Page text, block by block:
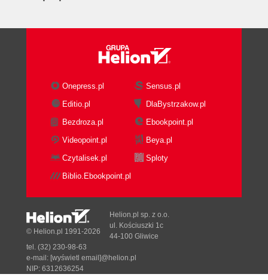
Onepress.pl
Sensus.pl
Editio.pl
DlaBystrzakow.pl
Bezdroza.pl
Ebookpoint.pl
Videopoint.pl
Beya.pl
Czytalisek.pl
Sploty
Biblio.Ebookpoint.pl
© Helion.pl 1991-2026
Helion.pl sp. z o.o.
ul. Kościuszki 1c
44-100 Gliwice
tel. (32) 230-98-63
e-mail: [wyświetl email]@helion.pl
NIP: 6312636254